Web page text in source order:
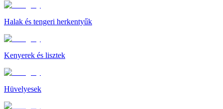
Halak és tengeri herkentyűk
Kenyerek és lisztek
Hüvelyesek